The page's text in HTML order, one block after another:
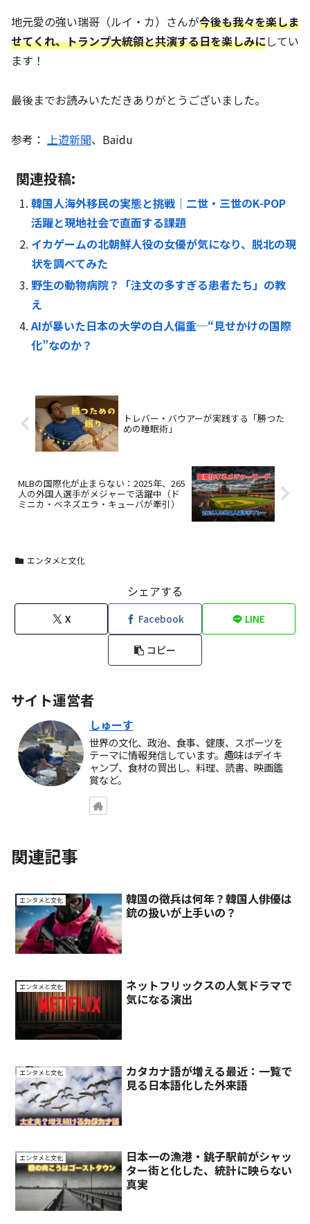
地元愛の強い瑞哥（ルイ・カ）さんが今後も我々を楽しま
せてくれ、トランプ大統領と共演する日を楽しみにしてい
ます！
最後までお読みいただきありがとうございました。
参考： 上遊新聞、Baidu
関連投稿:
韓国人海外移民の実態と挑戦｜二世・三世のK-POP
活躍と現地社会で直面する課題
イカゲームの北朝鮮人役の女優が気になり、脱北の現
状を調べてみた
野生の動物病院？「注文の多すぎる患者たち」の教
え
AIが暴いた日本の大学の白人偏重─“見せかけの国際
化”なのか？
トレバー・バウアーが実践する「勝つた
めの睡眠術」
MLBの国際化が止まらない：2025年、265
人の外国人選手がメジャーで活躍中（ド
ミニカ・ベネズエラ・キューバが牽引）
エンタメと文化
シェアする
X Facebook LINE
コピー
サイト運営者
しゅーす
世界の文化、政治、食事、健康、スポーツを
テーマに情報発信しています。趣味はデイキ
ャンプ、食材の買出し、料理、読書、映画鑑
賞など。
関連記事
エンタメと文化
韓国の徴兵は何年？韓国人俳優は
銃の扱いが上手いの？
エンタメと文化
ネットフリックスの人気ドラマで
気になる演出
エンタメと文化
カタカナ語が増える最近：一覧で
見る日本語化した外来語
エンタメと文化
日本一の漁港・銚子駅前がシャッ
ター街と化した、統計に映らない
真実